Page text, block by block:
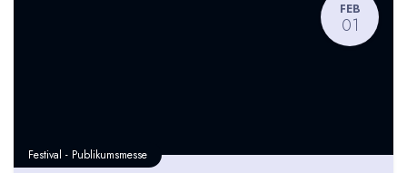
FEB
01
Festival - Publikumsmesse